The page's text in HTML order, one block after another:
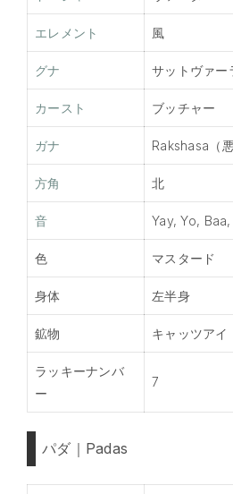
エレメント 風
グナ サットヴァー
カースト ブッチャー
ガナ Rakshasa（悪
方角 北
音 Yay, Yo,
色 マスタード
身体 左半身
鉱物 キャッツアイ
ラッキーナンバ
ー
7
パダ｜Padas